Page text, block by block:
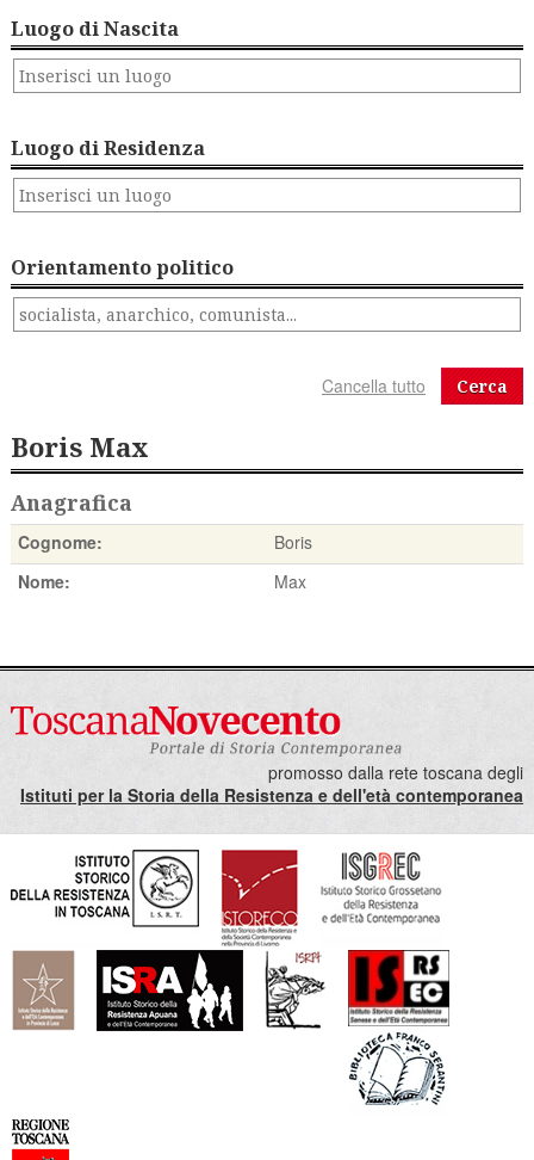
Luogo di Nascita
Luogo di Residenza
Orientamento politico
Cerca
Boris Max
Anagrafica
Cognome:
Boris
Nome:
Max
promosso dalla rete toscana degli
Istituti per la Storia della Resistenza e dell'età contemporanea